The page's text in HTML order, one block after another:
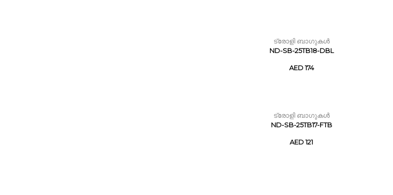
ട്രോളി ബാഗുകൾ
ND-SB-25TB18-DBL
AED 174
ട്രോളി ബാഗുകൾ
ND-SB-25TB17-FTB
AED 121